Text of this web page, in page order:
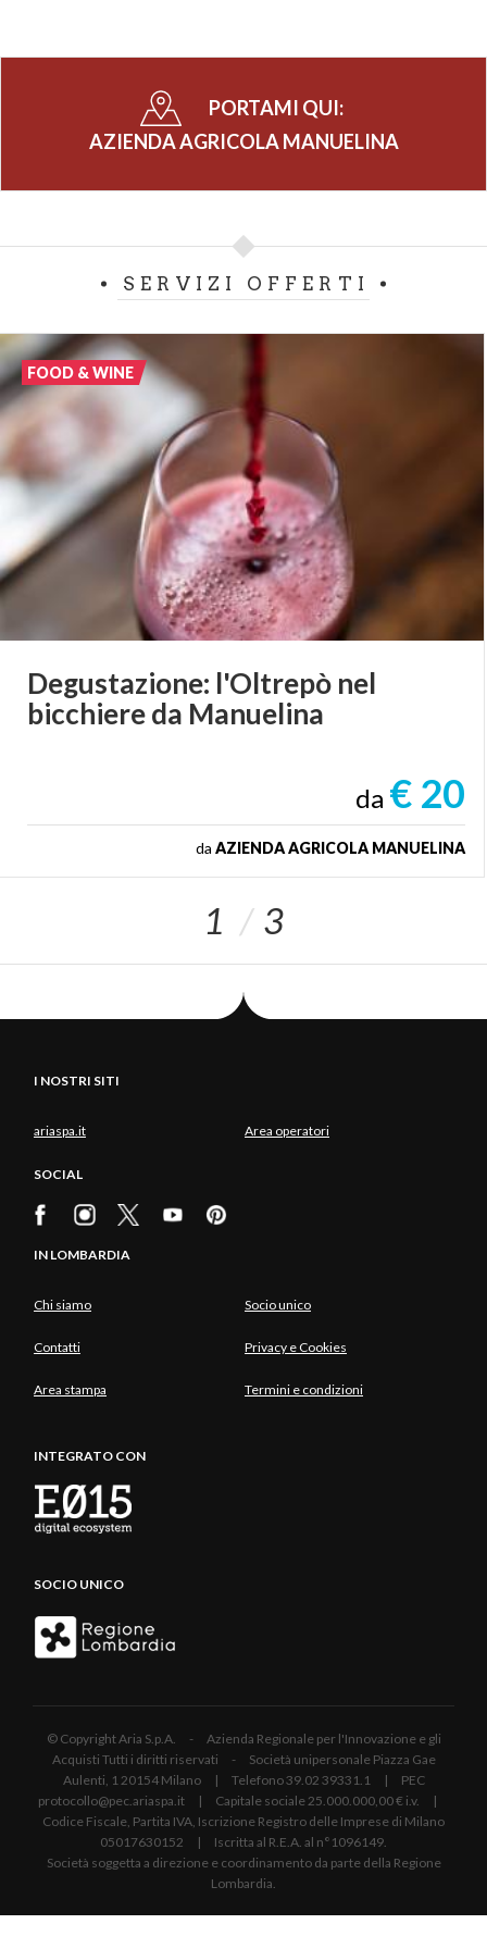
La vigna e il vino
Rispetto della natura e tecniche moderne
prende cura e conosce i suoi segreti. Per questo
perché hanno un ingrediente in più, la passione della
famiglia che li produce. Dietro al nostro vino c’è una
cura meticolosa in ogni fase della produzione, frutto
di anni d’esperienza, cercando di dare sempre il
meglio.
La lavorazione dei
nostri vignetiavviene con la
massima cura e nel rispetto dell’ambiente: interventi
anticrittogamici limitati al minimo, concimazione
fatta con prodotti organici solo di mantenimento e
non di forzatura della produzione, potature corte e
inerbimento naturale. Laraccolta delle uve è
manuale. Si procede poi con una pressatura soffice
dei grappoli diraspati. Per ogni tipo di prodotto si
adottano le tecniche di lavorazione più indicate. La
decantazione avviene in tini di acciaio inox che
PORTAMI QUI:
AZIENDA AGRICOLA MANUELINA
SERVIZI OFFERTI
Degustazione: l'Oltrepò nel
bicchiereda Manuelina
da € 20
daAZIENDA AGRICOLA MANUELINA
FOOD & WINE
1 3
I NOSTRI SITI
ariaspa.it Area operatori
SOCIAL
IN LOMBARDIA
Chi siamo Socio unico
Contatti Privacy e Cookies
Area stampa Termini e condizioni
INTEGRATO CON
SOCIO UNICO
© Copyright Aria S.p.A. - Azienda Regionale per l'Innovazione e gli
Acquisti Tutti i diritti riservati - Società unipersonale Piazza Gae
Aulenti, 1 20154 Milano | Telefono 39.02 39331.1 | PEC
protocollo@pec.ariaspa.it | Capitale sociale 25.000.000,00 € i.v. |
Codice Fiscale, Partita IVA, Iscrizione Registro delle Imprese di Milano
05017630152 | Iscritta al R.E.A. al n°1096149.
Società soggetta a direzione e coordinamento da parte della Regione
Lombardia.